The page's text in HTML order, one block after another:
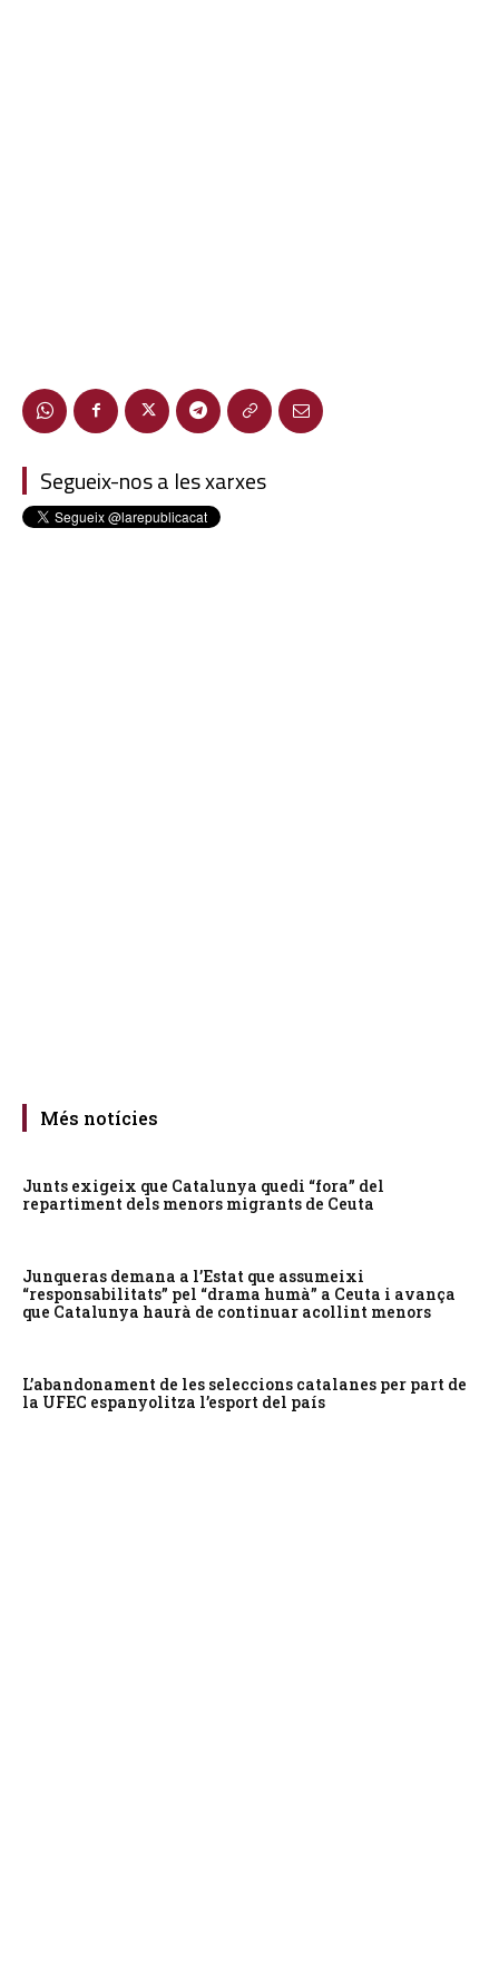
Segueix-nos a les xarxes
Més notícies
Junts exigeix que Catalunya quedi “fora” del
repartiment dels menors migrants de Ceuta
Junqueras demana a l’Estat que assumeixi
“responsabilitats” pel “drama humà” a Ceuta i avança
que Catalunya haurà de continuar acollint menors
L’abandonament de les seleccions catalanes per part de
la UFEC espanyolitza l’esport del país